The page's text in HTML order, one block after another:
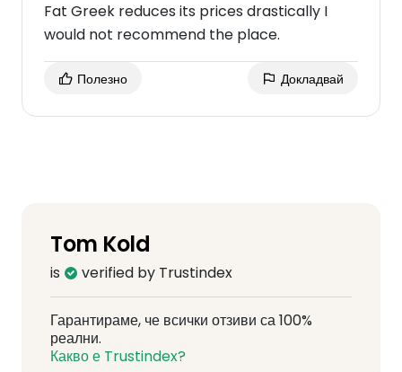
Fat Greek reduces its prices drastically I
would not recommend the place.
Полезно Докладвай
Tom Kold
is verified by Trustindex
Гарантираме, че всички отзиви са 100%
реални.
Какво е Trustindex?